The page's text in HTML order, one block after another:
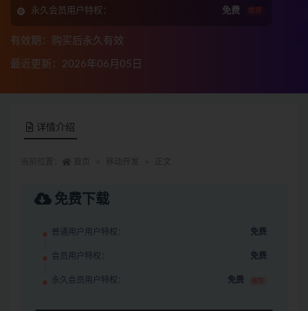
永久会员用户特权： 免费 推荐
有效期：购买后永久有效
最近更新：2026年06月05日
详情介绍
免费下载
普通用户用户特权： 免费
会员用户特权： 免费
永久会员用户特权： 免费 推荐